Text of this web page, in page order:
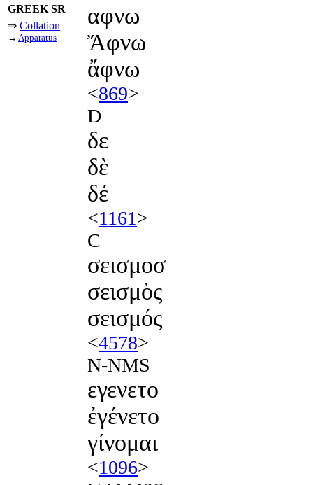
GREEK SR
⇒ Collation
→ Apparatus
αφνω
Ἄφνω
ἄφνω
<869>
D
δε
δὲ
δέ
<1161>
C
σεισμοσ
σεισμὸς
σεισμός
<4578>
N-NMS
εγενετο
ἐγένετο
γίνομαι
<1096>